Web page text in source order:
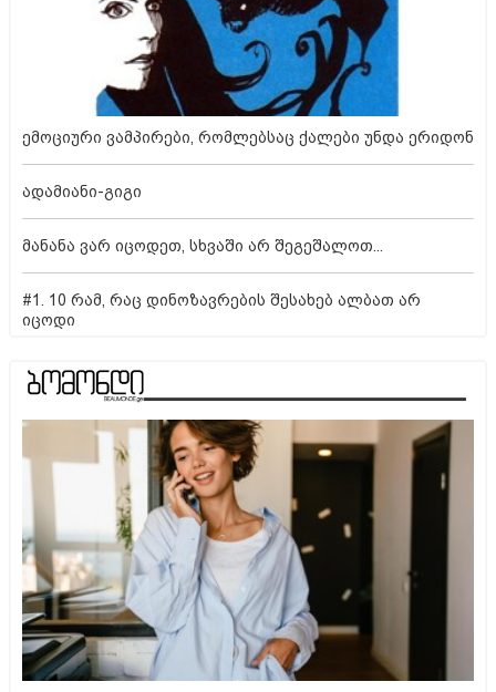
ემოციური ვამპირები, რომლებსაც ქალები უნდა ერიდონ
ადამიანი-გიგი
მანანა ვარ იცოდეთ, სხვაში არ შეგეშალოთ...
#1. 10 რამ, რაც დინოზავრების შესახებ ალბათ არ
იცოდი